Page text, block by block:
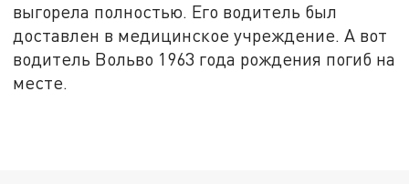
выгорела полностью. Его водитель был
доставлен в медицинское учреждение. А вот
водитель Вольво 1963 года рождения погиб на
месте.